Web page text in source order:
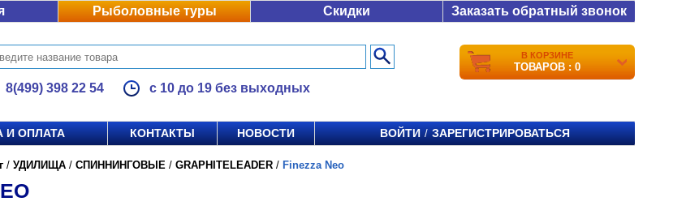
Рыболовные туры Скидки Заказать обратный звонок
8(499) 398 22 54 с 10 до 19 без выходных
В КОРЗИНЕ
ТОВАРОВ : 0
И ОПЛАТА КОНТАКТЫ НОВОСТИ ВОЙТИ / ЗАРЕГИСТРИРОВАТЬСЯ
/ УДИЛИЩА / СПИННИНГОВЫЕ / GRAPHITELEADER / Finezza Neo